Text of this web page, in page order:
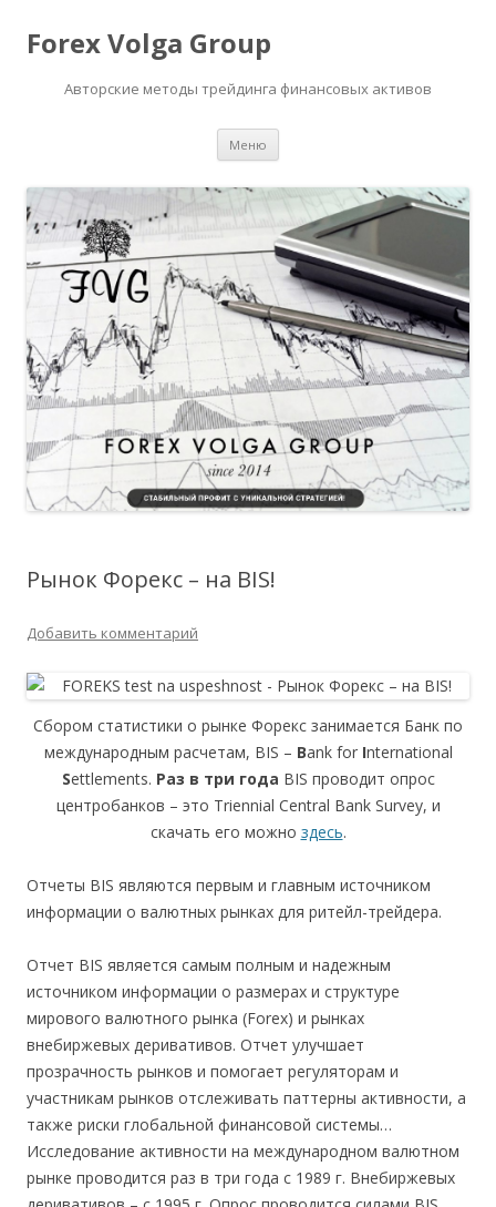
Forex Volga Group
Авторские методы трейдинга финансовых активов
Меню
Рынок Форекс – на BIS!
Добавить комментарий
Сбором статистики о рынке Форекс занимается Банк по
международным расчетам, BIS – Bank for International
Settlements. Раз в три года BIS проводит опрос
центробанков – это Triennial Central Bank Survey, и
скачать его можно здесь.
Отчеты BIS являются первым и главным источником
информации о валютных рынках для ритейл-трейдера.
Отчет BIS является самым полным и надежным
источником информации о размерах и структуре
мирового валютного рынка (Forex) и рынках
внебиржевых деривативов. Отчет улучшает
прозрачность рынков и помогает регуляторам и
участникам рынков отслеживать паттерны активности, а
также риски глобальной финансовой системы…
Исследование активности на международном валютном
рынке проводится раз в три года с 1989 г. Внебиржевых